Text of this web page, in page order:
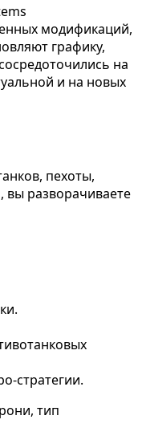
модификаций,
графику,
на
и на новых
пехоты,
вы разворачиваете
стратегии.
тип